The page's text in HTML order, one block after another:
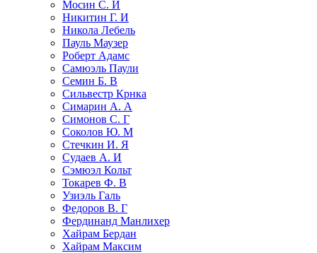
Мосин С. И
Никитин Г. И
Никола Лебель
Пауль Маузер
Роберт Адамс
Самюэль Паули
Семин Б. В
Сильвестр Крнка
Симарин А. А
Симонов С. Г
Соколов Ю. М
Стечкин И. Я
Судаев А. И
Сэмюэл Кольт
Токарев Ф. В
Узиэль Галь
Федоров В. Г
Фердинанд Манлихер
Хайрам Бердан
Хайрам Максим